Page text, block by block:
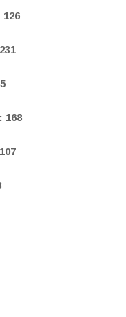
168